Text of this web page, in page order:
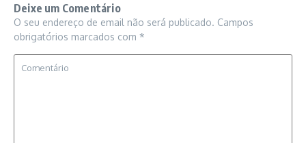
Deixe um Comentário
O seu endereço de email não será publicado. Campos
obrigatórios marcados com *